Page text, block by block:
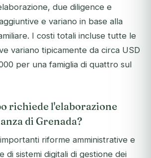
due diligence e
e variano in base alla
I costi totali incluse tutte le
variano tipicamente da circa USD
per una famiglia di quattro sul
richiede l'elaborazione
di Grenada?
riforme amministrative e
di sistemi digitali di gestione dei